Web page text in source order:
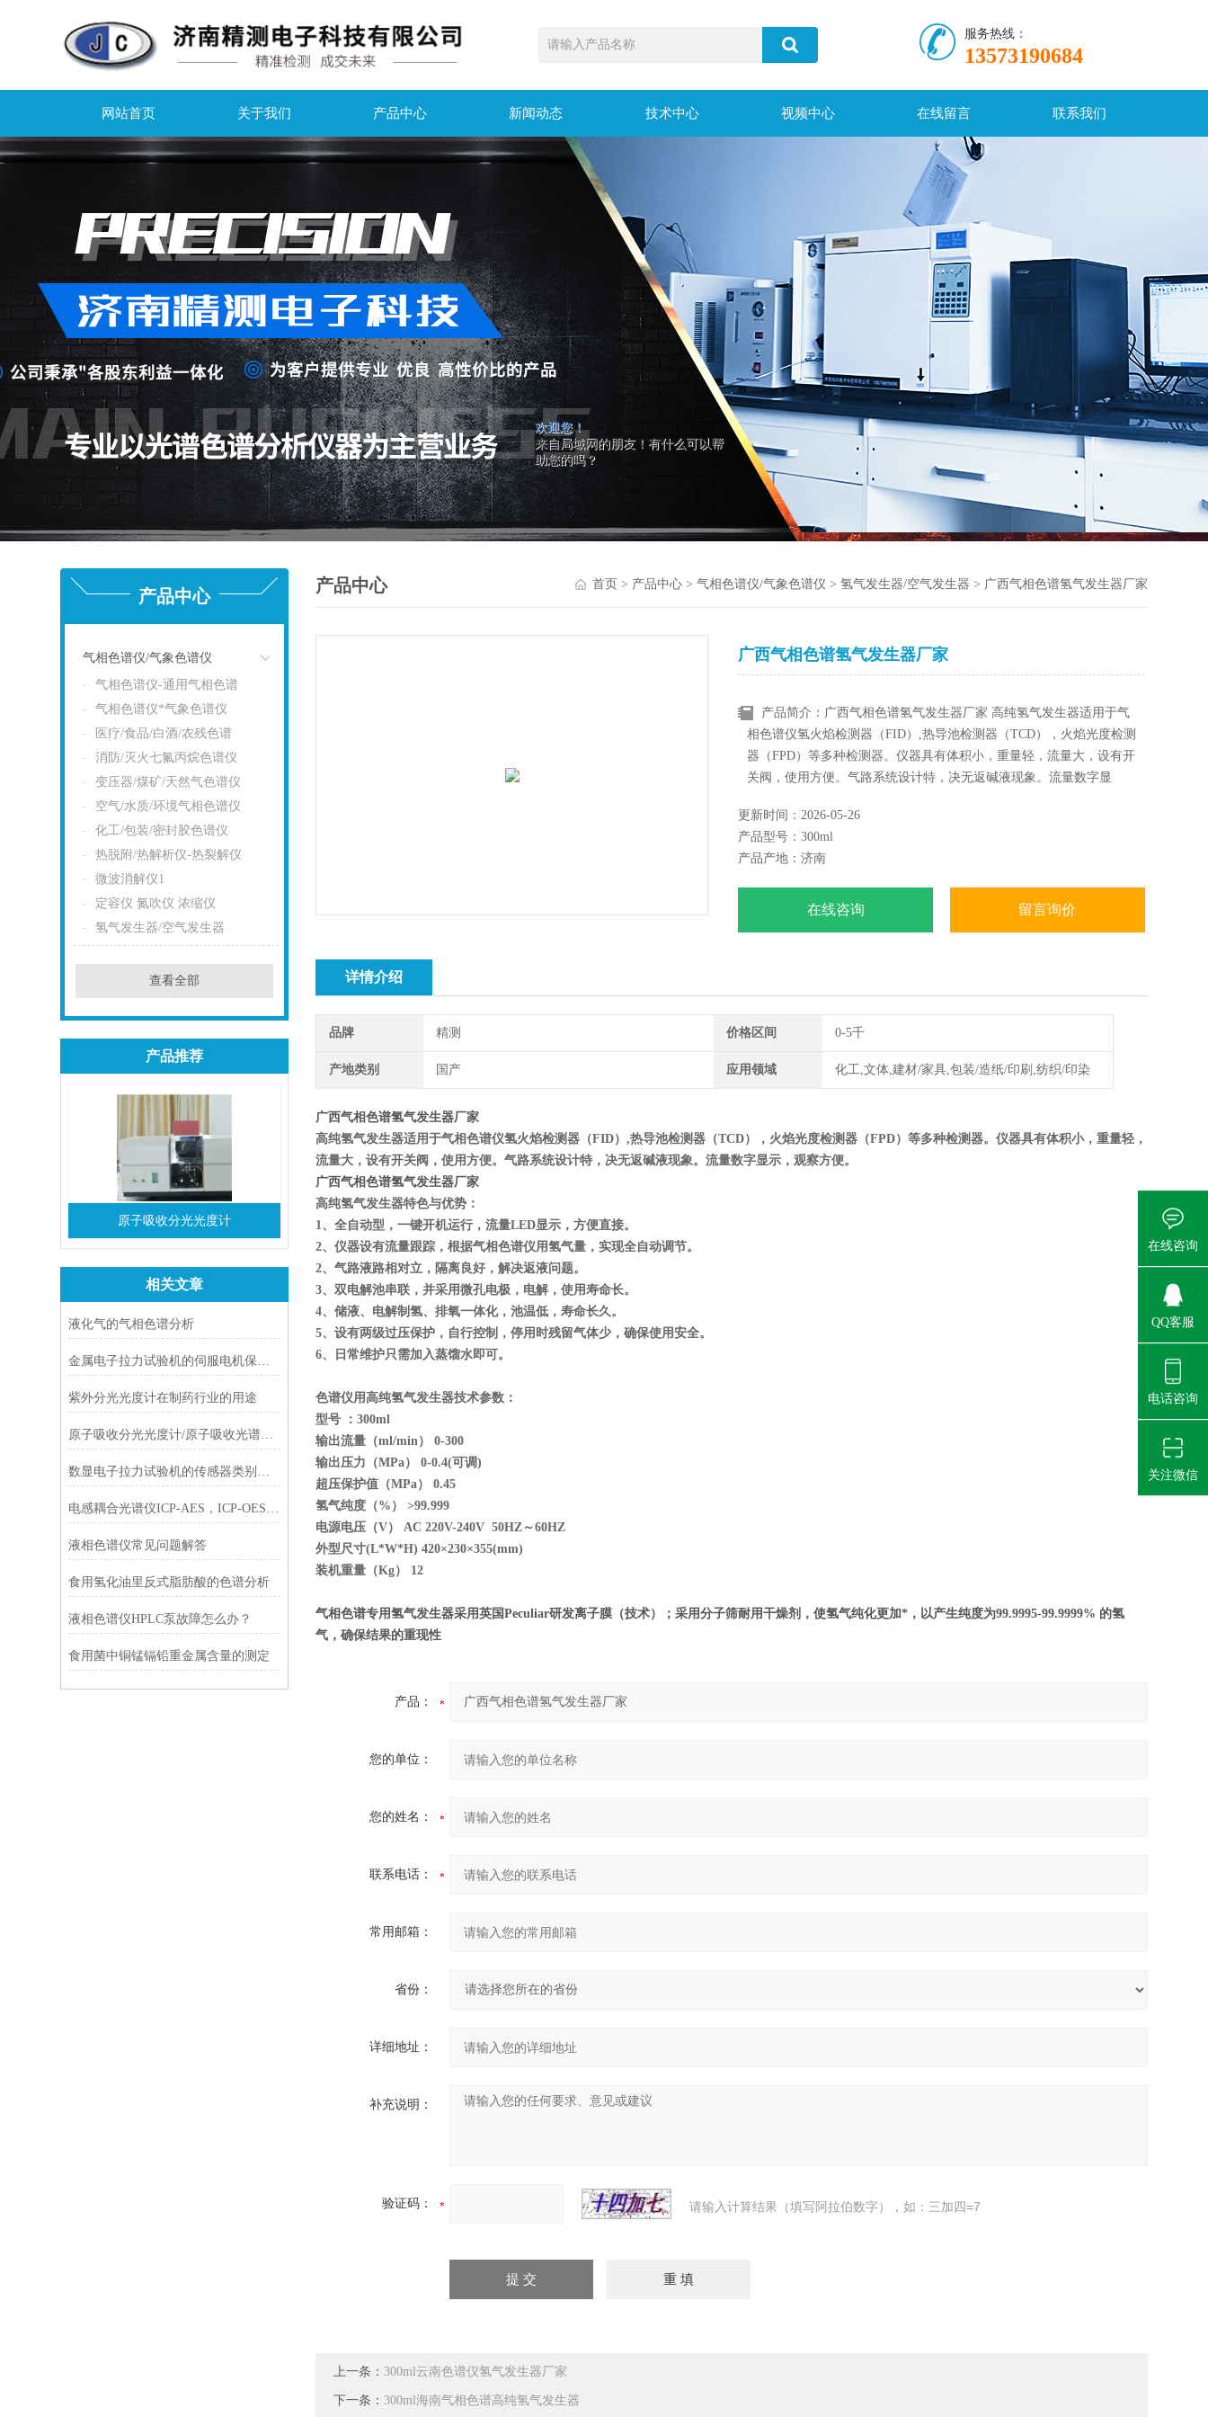
欢迎您！
来自局域网的朋友！有什么可以帮
助您的吗？
服务热线：
13573190684
网站首页 关于我们 产品中心 新闻动态 技术中心 视频中心 在线留言 联系我们
产品中心
气相色谱仪/气象色谱仪
点击
气相色谱仪-通用气相色谱
气相色谱仪*气象色谱仪
医疗/食品/白酒/农残色谱
消防/灭火七氟丙烷色谱仪
变压器/煤矿/天然气色谱仪
空气/水质/环境气相色谱仪
化工/包装/密封胶色谱仪
热脱附/热解析仪-热裂解仪
微波消解仪1
定容仪 氮吹仪 浓缩仪
氢气发生器/空气发生器
查看全部
产品推荐
原子吸收分光光度计
相关文章
液化气的气相色谱分析
金属电子拉力试验机的伺服电机保护系统说明
紫外分光光度计在制药行业的用途
原子吸收分光光度计/原子吸收光谱发展历史
数显电子拉力试验机的传感器类别说明
电感耦合光谱仪ICP-AES，ICP-OES，ICP-MS的差别
液相色谱仪常见问题解答
食用氢化油里反式脂肪酸的色谱分析
液相色谱仪HPLC泵故障怎么办？
食用菌中铜锰镉铅重金属含量的测定
产品中心 首页 > 产品中心> 气相色谱仪/气象色谱仪 > 氢气发生器/空气发生器 > 广西气相色谱氢气发生器厂家
广西气相色谱氢气发生器厂家
产品简介：广西气相色谱氢气发生器厂家 高纯氢气发生器适用于气
相色谱仪氢火焰检测器（FID）,热导池检测器（TCD），火焰光度检测
器（FPD）等多种检测器。仪器具有体积小，重量轻，流量大，设有开
关阀，使用方便。气路系统设计特，决无返碱液现象。流量数字显
更新时间：2026-05-26
产品型号：300ml
产品产地：济南
在线咨询 留言询价
详情介绍
品牌 精测 价格区间 0-5千
产地类别 国产 应用领域 化工,文体,建材/家具,包装/造纸/印刷,纺织/印染
广西气相色谱氢气发生器厂家
高纯氢气发生器适用于气相色谱仪氢火焰检测器（FID）,热导池检测器（TCD），火焰光度检测器（FPD）等多种检测器。仪器具有体积小，重量轻，
流量大，设有开关阀，使用方便。气路系统设计特，决无返碱液现象。流量数字显示，观察方便。
广西气相色谱氢气发生器厂家
高纯氢气发生器特色与优势：
1、全自动型，一键开机运行，流量LED显示，方便直接。
2、仪器设有流量跟踪，根据气相色谱仪用氢气量，实现全自动调节。
2、气路液路相对立，隔离良好，解决返液问题。
3、双电解池串联，并采用微孔电极，电解，使用寿命长。
4、储液、电解制氢、排氧一体化，池温低，寿命长久。
5、设有两级过压保护，自行控制，停用时残留气体少，确保使用安全。
6、日常维护只需加入蒸馏水即可。
色谱仪用高纯氢气发生器技术参数：
型号 ：300ml
输出流量（ml/min） 0-300
输出压力（MPa） 0-0.4(可调)
超压保护值（MPa） 0.45
氢气纯度（%） >99.999
电源电压（V） AC 220V-240V 50HZ～60HZ
外型尺寸(L*W*H) 420×230×355(mm)
装机重量（Kg） 12
气相色谱专用氢气发生器采用英国Peculiar研发离子膜（技术）；采用分子筛耐用干燥剂，使氢气纯化更加*，以产生纯度为99.9995-99.9999% 的氢
气，确保结果的重现性
产品：
您的单位：
您的姓名：
联系电话：
常用邮箱：
省份：
详细地址：
补充说明：
验证码： 请输入计算结果（填写阿拉伯数字），如：三加四=7
上一条：300ml云南色谱仪氢气发生器厂家
下一条：300ml海南气相色谱高纯氢气发生器
在线咨询
QQ客服
电话咨询
关注微信